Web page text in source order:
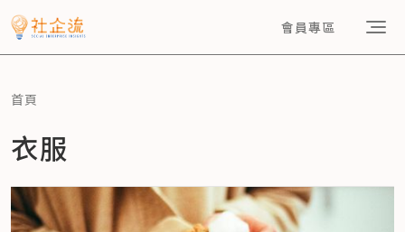
會員專區
首頁
衣服